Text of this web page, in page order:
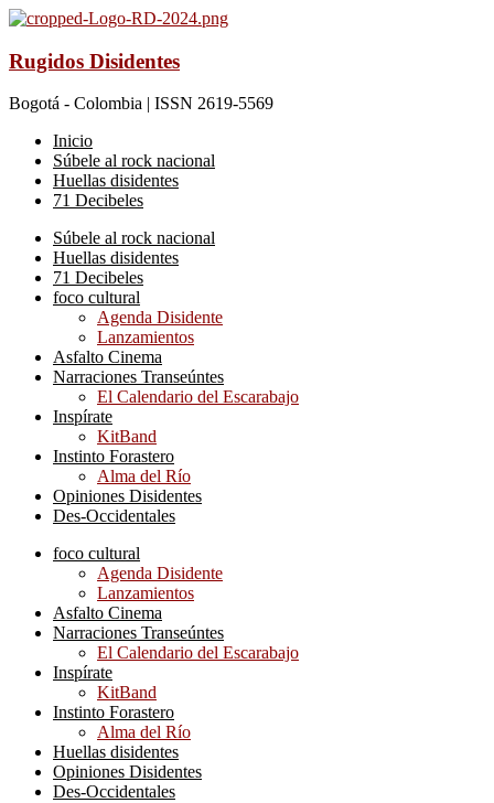
Rugidos Disidentes
Bogotá - Colombia | ISSN 2619-5569
Inicio
Súbele al rock nacional
Huellas disidentes
71 Decibeles
Súbele al rock nacional
Huellas disidentes
71 Decibeles
foco cultural
Agenda Disidente
Lanzamientos
Asfalto Cinema
Narraciones Transeúntes
El Calendario del Escarabajo
Inspírate
KitBand
Instinto Forastero
Alma del Río
Opiniones Disidentes
Des-Occidentales
foco cultural
Agenda Disidente
Lanzamientos
Asfalto Cinema
Narraciones Transeúntes
El Calendario del Escarabajo
Inspírate
KitBand
Instinto Forastero
Alma del Río
Huellas disidentes
Opiniones Disidentes
Des-Occidentales